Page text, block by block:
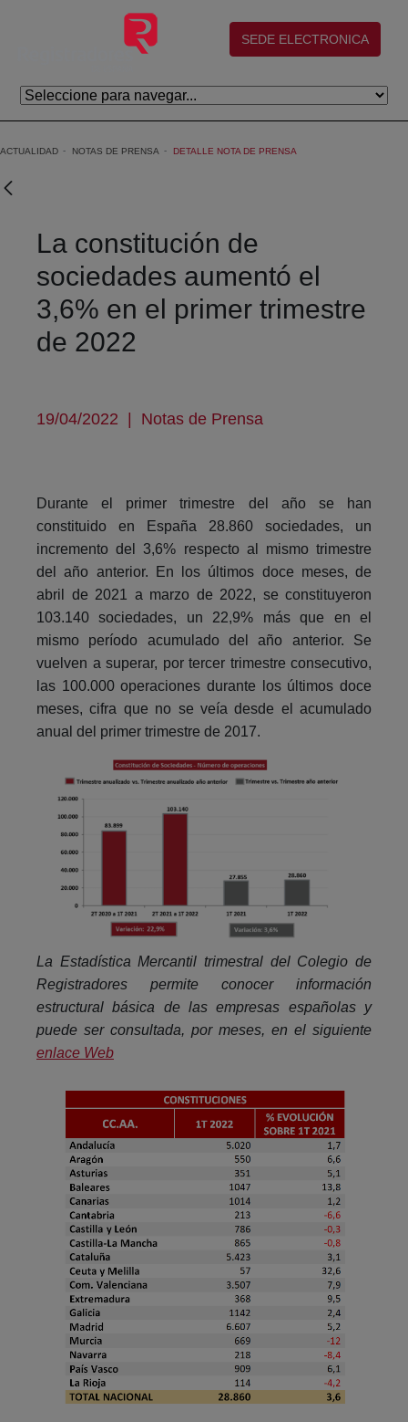
Saltar al contenido principal
(abre en nueva ventana)
SEDE ELECTRONICA
ACTUALIDAD NOTAS DE PRENSA DETALLE NOTA DE PRENSA
La constitución de
sociedades aumentó el
3,6% en el primer trimestre
de 2022
19/04/2022 | Notas de Prensa
Durante el primer trimestre del año se han
constituido en España 28.860 sociedades, un
incremento del 3,6% respecto al mismo trimestre
del año anterior. En los últimos doce meses, de
abril de 2021 a marzo de 2022, se constituyeron
103.140 sociedades, un 22,9% más que en el
mismo período acumulado del año anterior. Se
vuelven a superar, por tercer trimestre consecutivo,
las 100.000 operaciones durante los últimos doce
meses, cifra que no se veía desde el acumulado
anual del primer trimestre de 2017.
La Estadística Mercantil trimestral del Colegio de
Registradores permite conocer información
estructural básica de las empresas españolas y
puede ser consultada, por meses, en el siguiente
enlace Web